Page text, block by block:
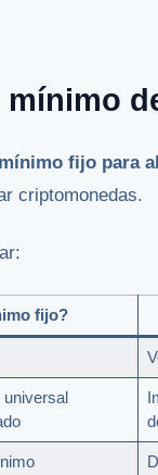
fijo para
criptomonedas.
fijo?